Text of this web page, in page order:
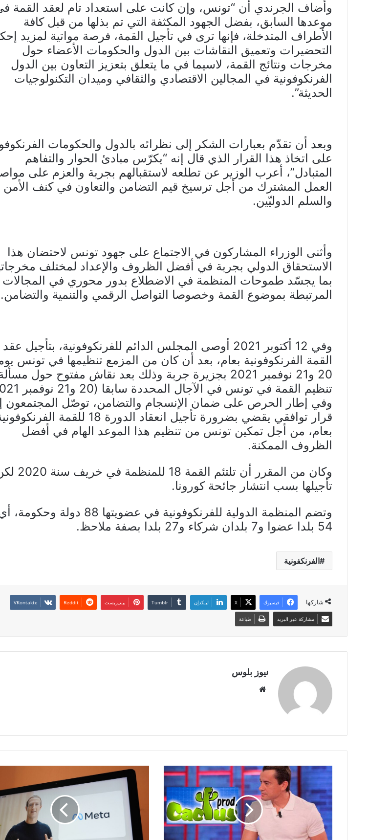
وأضاف الجرندي أن “تونس، وإن كانت على استعداد تام لعقد القمة
موعدها السابق، بفضل الجهود المكثفة التي تم بذلها من قبل كافة
الأطراف المتدخلة، فإنها ترى في تأجيل القمة، فرصة مواتية لمزيد
التحضيرات وتعميق النقاشات بين الدول والحكومات الأعضاء حول
مخرجات ونتائج القمة، لاسيما في ما يتعلق بتعزيز التعاون بين الدول
الفرنكوفونية في المجالين الاقتصادي والثقافي وميدان التكنولوجيات
الحديثة”.
وبعد أن تقدّم بعبارات الشكر إلى نظرائه بالدول والحكومات
على اتخاذ هذا القرار الذي قال إنه “يكرّس مبادئ الحوار والتفاهم
المتبادل”، أعرب الوزير عن تطلعه لاستقبالهم بجربة والعزم على
العمل المشترك من أجل ترسيخ قيم التضامن والتعاون في كنف الأمن
والسلم الدوليّين.
وأثنى الوزراء المشاركون في الاجتماع على جهود تونس لاحتضان هذا
الاستحقاق الدولي بجربة في أفضل الظروف والإعداد لمختلف
بما يجسّد طموحات المنظمة في الاضطلاع بدور محوري في المجالات
المرتبطة بموضوع القمة وخصوصا التواصل الرقمي والتنمية والتضامن.
وفي 12 أكتوبر 2021 أوصى المجلس الدائم للفرنكوفونية، بتأجيل عقد
القمة الفرنكوفونية بعام، بعد أن كان من المزمع تنظيمها في تونس
20 و21 نوفمبر 2021 بجزيرة جربة وذلك بعد نقاش مفتوح حول
وفي إطار الحرص على ضمان الإنسجام والتضامن، توصّل المجتمعون
قرار توافقي يقضي بضرورة تأجيل انعقاد الدورة 18 للقمة
بعام، من أجل تمكين تونس من تنظيم هذا الموعد الهام في أفضل
الظروف الممكنة.
وكان من المقرر أن
تأجيلها بسب انتشار جائحة كورونا.
وتضم المنظمة الدولية للفرنكوفونية في عضويتها 88 دولة
54 بلدا عضوا و7 بلدان شركاء و27 بلدا بصفة ملاحظ.
الفرنكفونية
شاركها فيسبوك X لينكدإن بينتيريست
مشاركة عبر البريد طباعة
نيوز بلوس